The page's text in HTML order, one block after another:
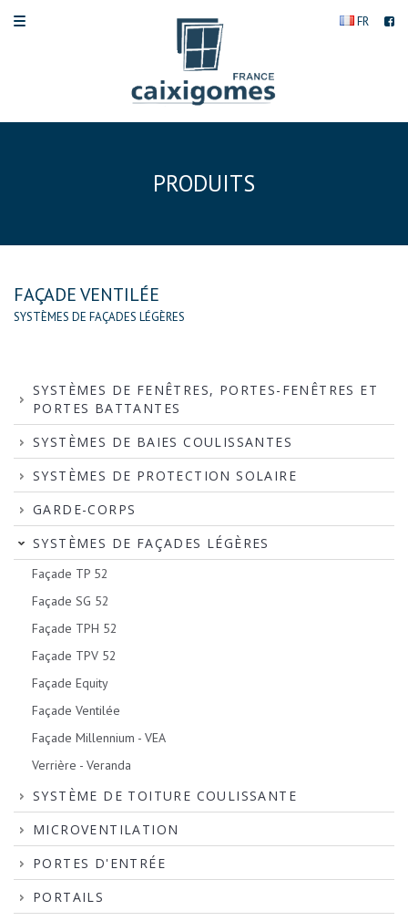
FR
PRODUITS
FAÇADE VENTILÉE
SYSTÈMES DE FAÇADES LÉGÈRES
SYSTÈMES DE FENÊTRES, PORTES-FENÊTRES ET
PORTES BATTANTES
SYSTÈMES DE BAIES COULISSANTES
SYSTÈMES DE PROTECTION SOLAIRE
GARDE-CORPS
SYSTÈMES DE FAÇADES LÉGÈRES
Façade TP 52
Façade SG 52
Façade TPH 52
Façade TPV 52
Façade Equity
Façade Ventilée
Façade Millennium - VEA
Verrière - Veranda
SYSTÈME DE TOITURE COULISSANTE
MICROVENTILATION
PORTES D'ENTRÉE
PORTAILS